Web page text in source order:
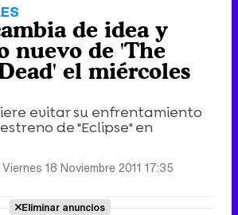
de idea y
nuevo de 'The
el miércoles
evitar su enfrentamiento
de "Eclipse" en
Viernes 18 Noviembre 2011 17:35
Eliminar anuncios